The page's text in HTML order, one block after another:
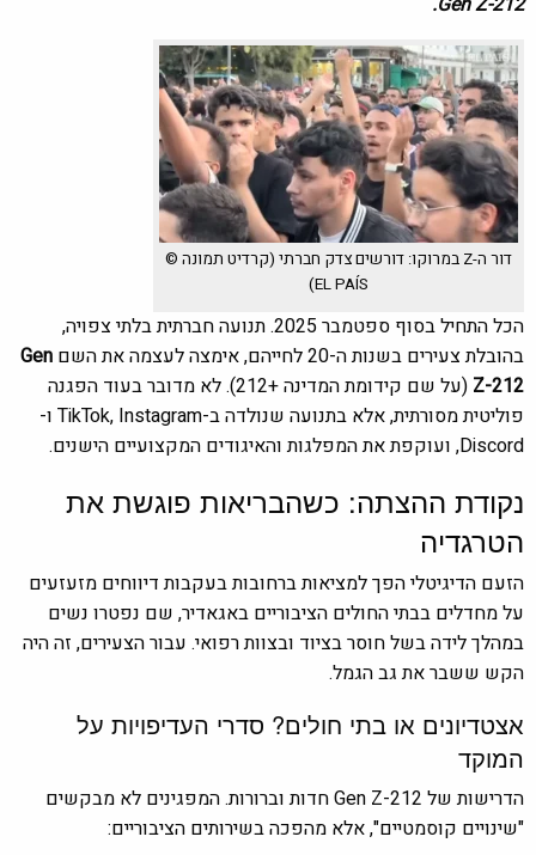
דור ה-Z במרוקו: דורשים צדק חברתי (קרדיט תמונה ©
EL PAÍS)
הכל התחיל בסוף ספטמבר 2025. תנועה חברתית בלתי צפויה,
בהובלת צעירים בשנות ה-20 לחייהם, אימצה לעצמה את השם
Gen
Z-212
(על שם קידומת המדינה +212). לא מדובר בעוד הפגנה
פוליטית מסורתית, אלא בתנועה שנולדה ב-TikTok, Instagram ו-
Discord, ועוקפת את המפלגות והאיגודים המקצועיים הישנים.
נקודת ההצתה: כשהבריאות פוגשת את
הטרגדיה
הזעם הדיגיטלי הפך למציאות ברחובות בעקבות דיווחים מזעזעים
על מחדלים בבתי החולים הציבוריים באגאדיר, שם נפטרו נשים
במהלך לידה בשל חוסר בציוד ובצוות רפואי. עבור הצעירים, זה היה
הקש ששבר את גב הגמל.
אצטדיונים או בתי חולים? סדרי העדיפויות על
המוקד
הדרישות של Gen Z-212 חדות וברורות. המפגינים לא מבקשים
"שינויים קוסמטיים", אלא מהפכה בשירותים הציבוריים: